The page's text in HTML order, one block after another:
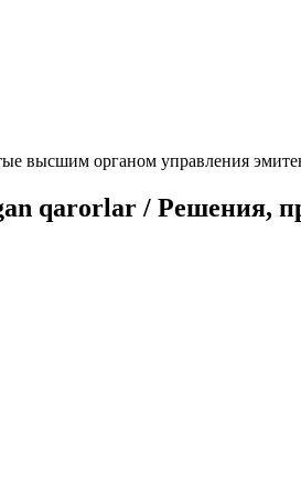
высшим органом управления
qarorlar / Решения,